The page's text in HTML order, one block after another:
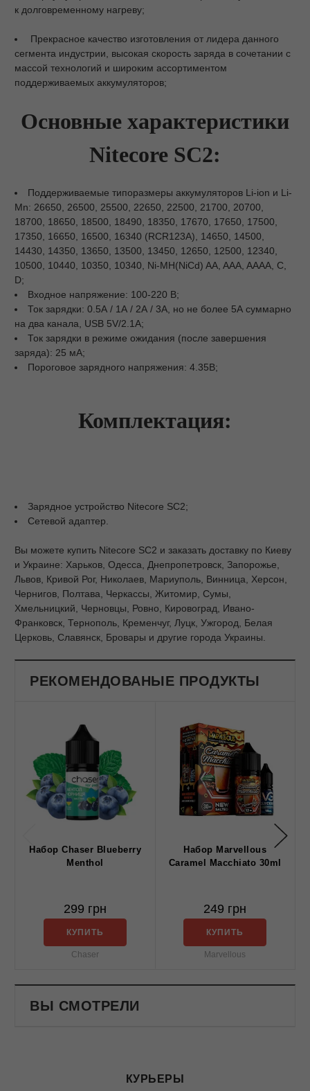
к долговременному нагреву;
Прекрасное качество изготовления от лидера данного
сегмента индустрии, высокая скорость заряда в сочетании с
массой технологий и широким ассортиментом
поддерживаемых аккумуляторов;
Основные характеристики
Nitecore SC2:
Поддерживаемые типоразмеры аккумуляторов Li-ion и Li-
Mn: 26650, 26500, 25500, 22650, 22500, 21700, 20700,
18700, 18650, 18500, 18490, 18350, 17670, 17650, 17500,
17350, 16650, 16500, 16340 (RCR123A), 14650, 14500,
14430, 14350, 13650, 13500, 13450, 12650, 12500, 12340,
10500, 10440, 10350, 10340, Ni-MH(NiCd) AA, AAA, AAAA, C,
D;
Входное напряжение: 100-220 В;
Ток зарядки: 0.5А / 1А / 2А / 3А, но не более 5А суммарно
на два канала, USB 5V/2.1A;
Ток зарядки в режиме ожидания (после завершения
заряда): 25 мА;
Пороговое зарядного напряжения: 4.35В;
Комплектация:
Зарядное устройство Nitecore SC2;
Сетевой адаптер.
Вы можете купить Nitecore SC2 и заказать доставку по Киеву
и Украине: Харьков, Одесса, Днепропетровск, Запорожье,
Львов, Кривой Рог, Николаев, Мариуполь, Винница, Херсон,
Чернигов, Полтава, Черкассы, Житомир, Сумы,
Хмельницкий, Черновцы, Ровно, Кировоград, Ивано-
Франковск, Тернополь, Кременчуг, Луцк, Ужгород, Белая
Церковь, Славянск, Бровары и другие города Украины.
РЕКОМЕНДОВАНЫЕ ПРОДУКТЫ
Набор Chaser Blueberry
Menthol
299 грн
КУПИТЬ
Chaser
Набор Marvellous
Caramel Macchiato 30ml
249 грн
КУПИТЬ
Marvellous
ВЫ СМОТРЕЛИ
КУРЬЕРЫ